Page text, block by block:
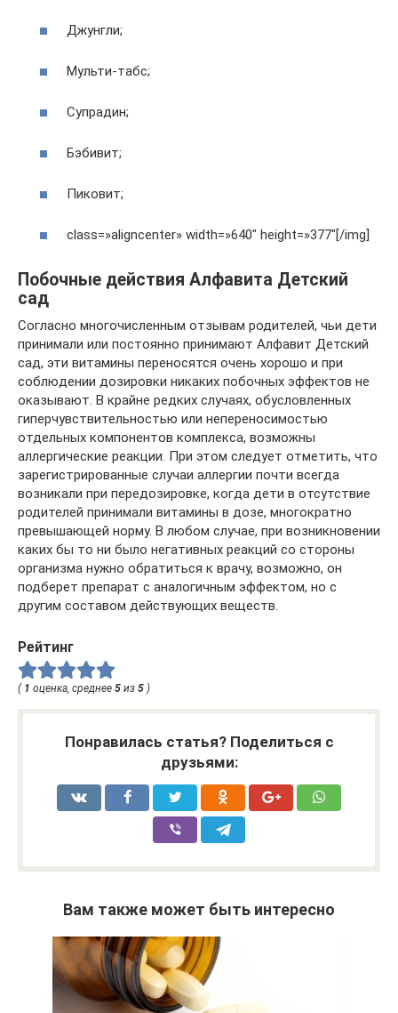
Джунгли;
Мульти-табс;
Супрадин;
Бэбивит;
Пиковит;
class=»aligncenter» width=»640″ height=»377″[/img]
Побочные действия Алфавита Детский
сад
Согласно многочисленным отзывам родителей, чьи дети
принимали или постоянно принимают Алфавит Детский
сад, эти витамины переносятся очень хорошо и при
соблюдении дозировки никаких побочных эффектов не
оказывают. В крайне редких случаях, обусловленных
гиперчувствительностью или непереносимостью
отдельных компонентов комплекса, возможны
аллергические реакции. При этом следует отметить, что
зарегистрированные случаи аллергии почти всегда
возникали при передозировке, когда дети в отсутствие
родителей принимали витамины в дозе, многократно
превышающей норму. В любом случае, при возникновении
каких бы то ни было негативных реакций со стороны
организма нужно обратиться к врачу, возможно, он
подберет препарат с аналогичным эффектом, но с
другим составом действующих веществ.
Рейтинг
( 1 оценка, среднее 5 из 5 )
Понравилась статья? Поделиться с
друзьями:
Вам также может быть интересно